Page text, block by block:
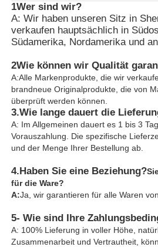
1Wer sind wir?
A: Wir haben unseren Sitz in
verkaufen hauptsächlich in
Südamerika, Nordamerika und
2Wie können wir Qualität
A:Alle Markenprodukte, die wir
brandneue Originalprodukte, die von
überprüft werden können.
3.Wie lange dauert die
A: Im Allgemeinen dauert es 1 bis 3
Vorauszahlung. Die spezifische
und der Menge Ihrer Bestellung ab.
4.Haben Sie eine Beziehung?
für die Ware?
A:Ja, wir garantieren für alle Waren
5- Wie sind Ihre
A: 100% Lieferung in voller Höhe,
Zusammenarbeit und Vertrautheit,